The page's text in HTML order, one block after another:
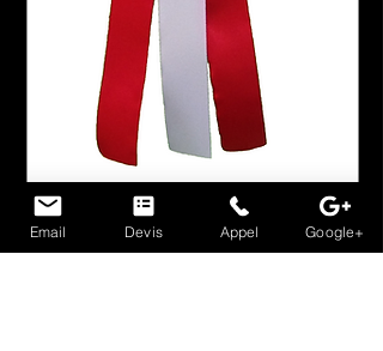
Email Devis Appel Google+